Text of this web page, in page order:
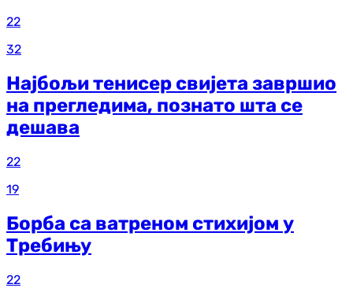
22
32
Најбољи тенисер свијета завршио
на прегледима, познато шта се
дешава
22
19
Борба са ватреном стихијом у
Требињу
22